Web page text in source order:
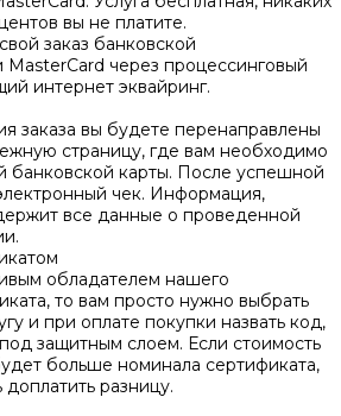
вы не платите.
заказ банковской
через процессинговый
интернет эквайринг.
заказа вы будете перенаправлены
страницу, где вам необходимо
банковской карты. После успешной
чек. Информация,
все данные о проведенной
обладателем нашего
то вам просто нужно выбрать
и при оплате покупки назвать код,
защитным слоем. Если стоимость
больше номинала сертификата,
разницу.